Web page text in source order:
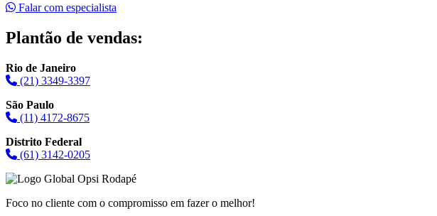
Falar com especialista
Plantão de vendas:
Rio de Janeiro
(21) 3349-3397
São Paulo
(11) 4172-8675
Distrito Federal
(61) 3142-0205
Foco no cliente com o compromisso em fazer o melhor!